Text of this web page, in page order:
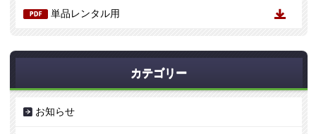
単品レンタル用
カテゴリー
お知らせ